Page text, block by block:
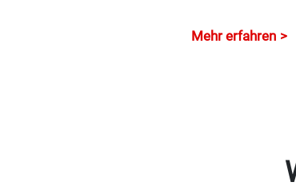
Mehr erfahren